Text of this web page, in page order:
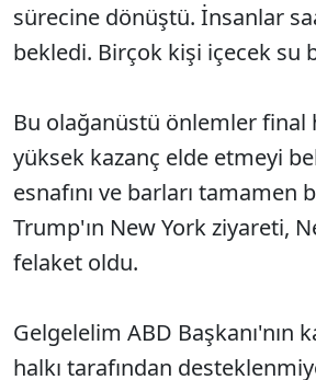
sürecine dönüştü. İnsanlar
bekledi. Birçok kişi içecek su
Bu olağanüstü önlemler final
yüksek kazanç elde etmeyi
esnafını ve barları tamamen
Trump'ın New York ziyareti,
felaket oldu.
Gelgelelim ABD Başkanı'nın
halkı tarafından